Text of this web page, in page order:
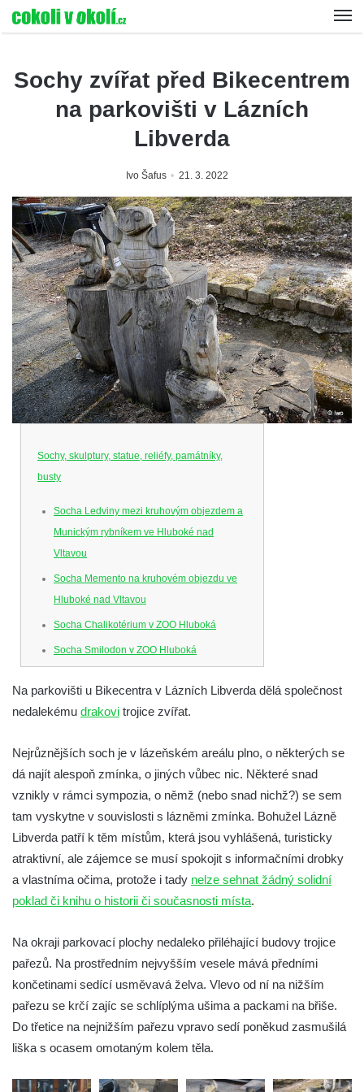
Sochy zvířat před Bikecentrem
na parkovišti v Lázních
Libverda
Ivo Šafus 21. 3. 2022
Sochy, skulptury, statue, reliéfy, památníky,
busty
Socha Ledviny mezi kruhovým objezdem a
Munickým rybníkem ve Hluboké nad
Vltavou
Socha Memento na kruhovém objezdu ve
Hluboké nad Vltavou
Socha Chalikotérium v ZOO Hluboká
Socha Smilodon v ZOO Hluboká
Socha Medvěd jeskynní v ZOO Hluboká
Socha Mamutí lebka v ZOO Hluboká
Socha Mamut srstnatý v ZOO Hluboká
Socha Orel v ZOO Hluboká
Socha Vydry si hrají v ZOO Hluboká
Socha Přátelství v ZOO Hluboká
Socha Matka příroda v ZOO Hluboká
Socha Kudlanka v ZOO Hluboká
Socha Vlčice s mládětem v ZOO Hluboká
Socha Rys číhající na srnu v ZOO Hluboká
Socha Orlice v ZOO Hluboká
Socha Tygr v ZOO Hluboká
Socha Želva v ZOO Hluboká
Na parkovišti u Bikecentra v Lázních Libverda dělá společnost
nedalekému drakovi trojice zvířat.
Nejrůznějších soch je v lázeňském areálu plno, o některých se
dá najít alespoň zmínka, o jiných vůbec nic. Některé snad
vznikly v rámci sympozia, o němž (nebo snad nichž?) se sem
tam vyskytne v souvislosti s lázněmi zmínka. Bohužel Lázně
Libverda patří k těm místům, která jsou vyhlášená, turisticky
atraktivní, ale zájemce se musí spokojit s informačními drobky
a vlastníma očima, protože i tady nelze sehnat žádný solidní
poklad či knihu o historii či současnosti místa.
Na okraji parkovací plochy nedaleko přiléhající budovy trojice
pařezů. Na prostředním nejvyšším vesele mává předními
končetinami sedící usměvavá želva. Vlevo od ní na nižším
pařezu se krčí zajíc se schlíplýma ušima a packami na břiše.
Do třetice na nejnižším pařezu vpravo sedí poněkud zasmušilá
liška s ocasem omotaným kolem těla.